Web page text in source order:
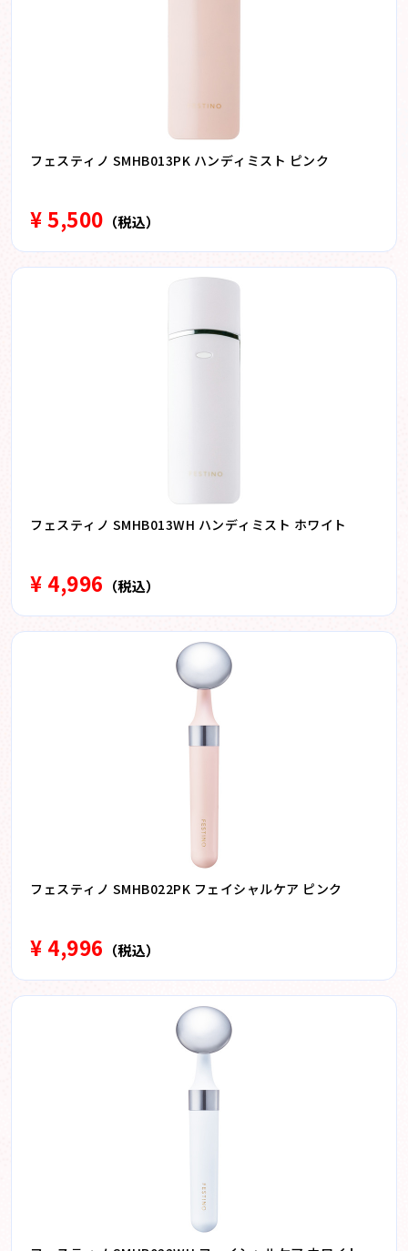
フェスティノ SMHB013PK ハンディミスト ピンク
¥ 5,500 （税込）
フェスティノ SMHB013WH ハンディミスト ホワイト
¥ 4,996 （税込）
フェスティノ SMHB022PK フェイシャルケア ピンク
¥ 4,996 （税込）